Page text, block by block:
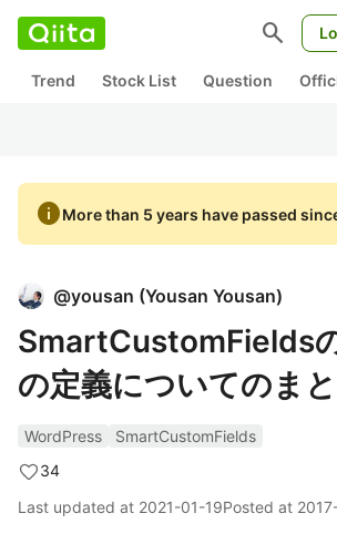
search
Trend Stock List Question
infoMore than 5 years have passed
@yousan (Yousan Yousan)
SmartCustomFields
の定義についてのま
WordPress
SmartCustomFields
34
Last updated at 2021-01-19Posted at